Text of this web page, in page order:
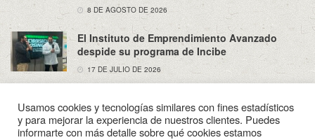
8 DE AGOSTO DE 2026
El Instituto de Emprendimiento Avanzado
despide su programa de Incibe
17 DE JULIO DE 2026
Usamos cookies y tecnologías similares con fines estadísticos
y para mejorar la experiencia de nuestros clientes. Puedes
informarte con más detalle sobre qué cookies estamos